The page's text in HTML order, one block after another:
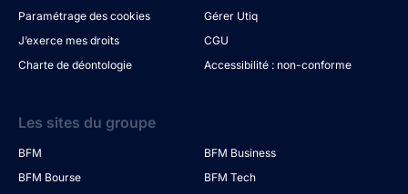
Paramétrage des cookies
Gérer Utiq
J’exerce mes droits
CGU
Charte de déontologie
Accessibilité : non-conforme
Les sites du groupe
BFM
BFM Business
BFM Bourse
BFM Tech